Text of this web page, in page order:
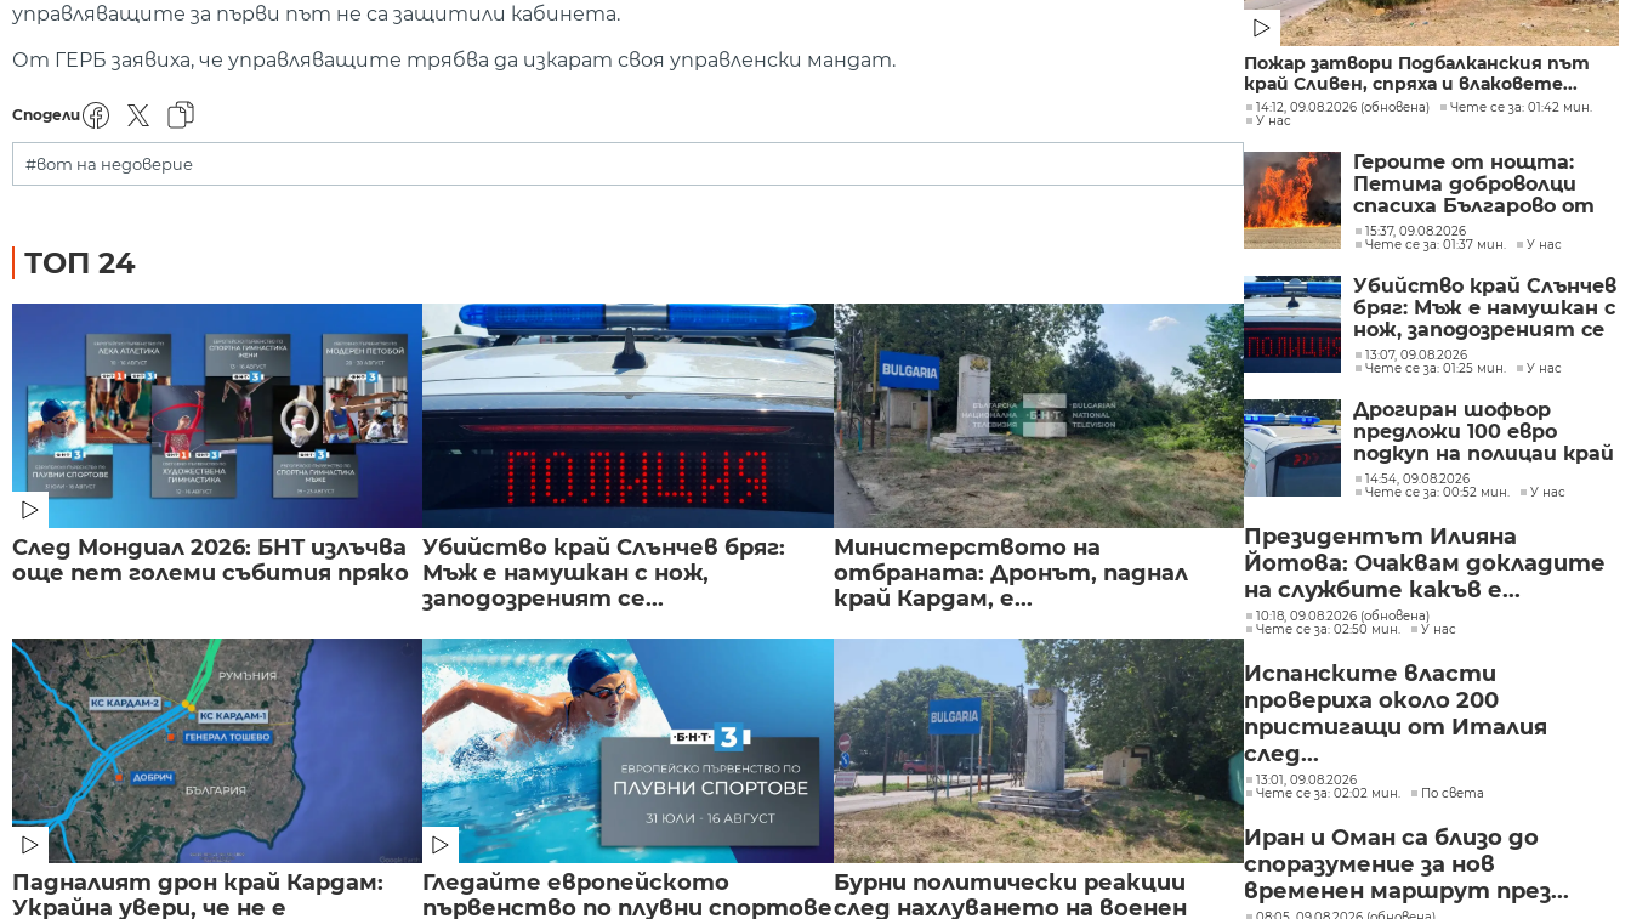
управляващите за първи път не са защитили кабинета.
От ГЕРБ заявиха, че управляващите трябва да изкарат своя управленски мандат.
Сподели
#вот на недоверие
ТОП 24
След Мондиал 2026: БНТ излъчва
още пет големи събития пряко
Убийство край Слънчев бряг:
Мъж е намушкан с нож,
заподозреният се...
Министерството на
отбраната: Дронът, паднал
край Кардам, е...
Падналият дрон край Кардам:
Украйна увери, че не е
Гледайте европейското
първенство по плувни спортове
Бурни политически реакции
след нахлуването на военен
Пожар затвори Подбалканския път
край Сливен, спряха и влаковете...
14:12, 09.08.2026 (обновена)
Чете се за: 01:42 мин.
У нас
Героите от нощта:
Петима доброволци
спасиха Българово от
огнен капан
15:37, 09.08.2026
Чете се за: 01:37 мин.
У нас
Убийство край Слънчев
бряг: Мъж е намушкан с
нож, заподозреният се
опитал да избяга
13:07, 09.08.2026
Чете се за: 01:25 мин.
У нас
Дрогиран шофьор
предложи 100 евро
подкуп на полицаи край
Поморие
14:54, 09.08.2026
Чете се за: 00:52 мин.
У нас
Президентът Илияна
Йотова: Очаквам докладите
на службите какъв е...
10:18, 09.08.2026 (обновена)
Чете се за: 02:50 мин.
У нас
Испанските власти
провериха около 200
пристигащи от Италия
след...
13:01, 09.08.2026
Чете се за: 02:02 мин.
По света
Иран и Оман са близо до
споразумение за нов
временен маршрут през...